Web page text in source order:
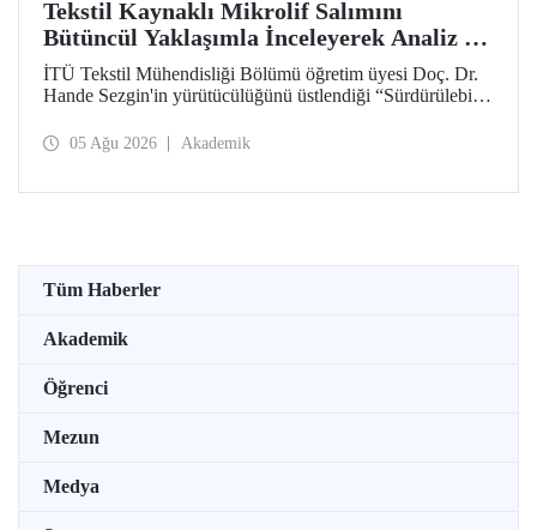
Tekstil Kaynaklı Mikrolif Salımını
Bütüncül Yaklaşımla İnceleyerek Analiz ve
Azaltım Stratejileri Geliştirecek Projeye
TÜBİTAK Desteği
İTÜ Tekstil Mühendisliği Bölümü öğretim üyesi Doç. Dr.
Hande Sezgin'in yürütücülüğünü üstlendiği “Sürdürülebilir
Koşullarına Bağlı Mikrolif Salımı: Aşınma, UV Maruziyeti
05 Ağu 2026 Akademik
Tüm Haberler
Akademik
Öğrenci
Mezun
Medya